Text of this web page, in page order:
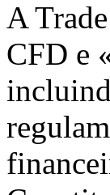
A
CFD e